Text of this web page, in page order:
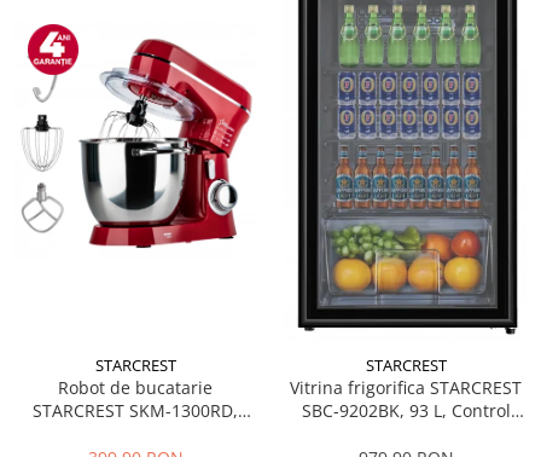
STARCREST
Robot de bucatarie
STARCREST SKM-1300RD,
STARCREST
Vitrina frigorifica STARCREST
SBC-9202BK, 93 L, Control